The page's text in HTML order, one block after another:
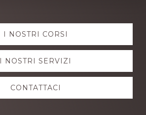
I NOSTRI CORSI
I NOSTRI SERVIZI
CONTATTACI